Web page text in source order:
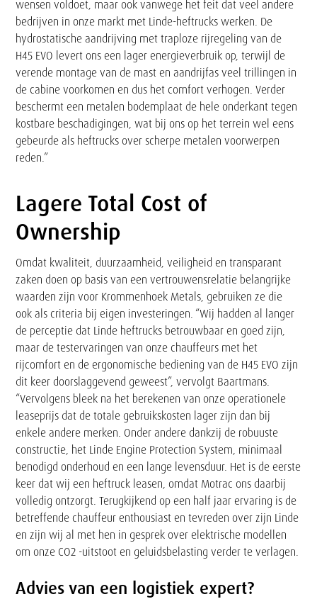
wensen voldoet, maar ook vanwege het feit dat veel andere
bedrijven in onze markt met Linde-heftrucks werken. De
hydrostatische aandrijving met traploze rijregeling van de
H45 EVO levert ons een lager energieverbruik op, terwijl de
verende montage van de mast en aandrijfas veel trillingen in
de cabine voorkomen en dus het comfort verhogen. Verder
beschermt een metalen bodemplaat de hele onderkant tegen
kostbare beschadigingen, wat bij ons op het terrein wel eens
gebeurde als heftrucks over scherpe metalen voorwerpen
reden.”
Tekst
Lagere Total Cost of
Ownership
Omdat kwaliteit, duurzaamheid, veiligheid en transparant
zaken doen op basis van een vertrouwensrelatie belangrijke
waarden zijn voor Krommenhoek Metals, gebruiken ze die
ook als criteria bij eigen investeringen. “Wij hadden al langer
de perceptie dat Linde heftrucks betrouwbaar en goed zijn,
maar de testervaringen van onze chauffeurs met het
rijcomfort en de ergonomische bediening van de H45 EVO zijn
dit keer doorslaggevend geweest”, vervolgt Baartmans.
“Vervolgens bleek na het berekenen van onze operationele
leaseprijs dat de totale gebruikskosten lager zijn dan bij
enkele andere merken. Onder andere dankzij de robuuste
constructie, het Linde Engine Protection System, minimaal
benodigd onderhoud en een lange levensduur. Het is de eerste
keer dat wij een heftruck leasen, omdat Motrac ons daarbij
volledig ontzorgt. Terugkijkend op een half jaar ervaring is de
betreffende chauffeur enthousiast en tevreden over zijn Linde
en zijn wij al met hen in gesprek over elektrische modellen
om onze CO2 -uitstoot en geluidsbelasting verder te verlagen.
Advies van een logistiek expert?